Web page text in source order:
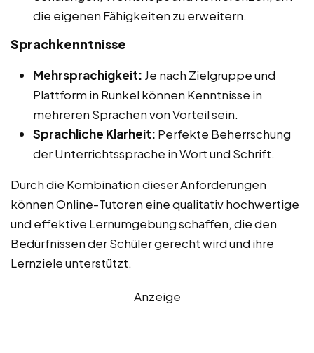
die eigenen Fähigkeiten zu erweitern.
Sprachkenntnisse
Mehrsprachigkeit: Je nach Zielgruppe und
Plattform in Runkel können Kenntnisse in
mehreren Sprachen von Vorteil sein.
Sprachliche Klarheit: Perfekte Beherrschung
der Unterrichtssprache in Wort und Schrift.
Durch die Kombination dieser Anforderungen
können Online-Tutoren eine qualitativ hochwertige
und effektive Lernumgebung schaffen, die den
Bedürfnissen der Schüler gerecht wird und ihre
Lernziele unterstützt.
Anzeige